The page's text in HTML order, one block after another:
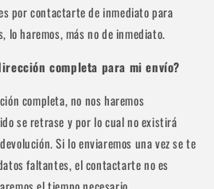
por contactarte de inmediato para
haremos, más no de inmediato.
completa para mi envío?
completa, no nos haremos
se retrase y por lo cual no existirá
Si lo enviaremos una vez se te
faltantes, el contactarte no es